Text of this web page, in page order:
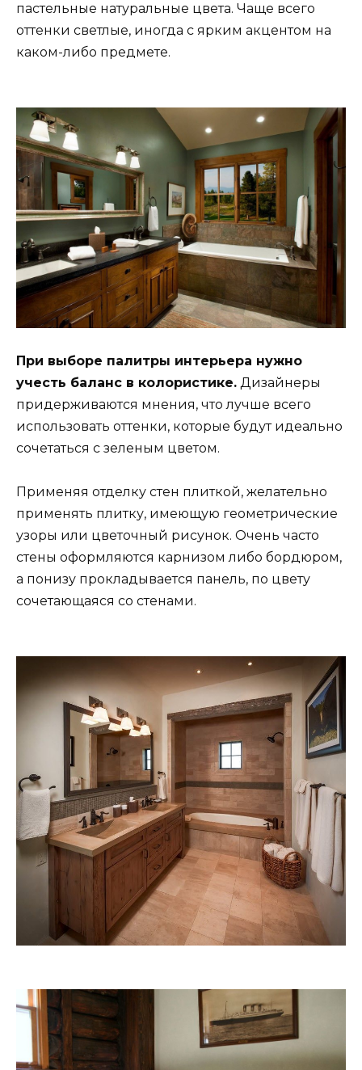
пастельные натуральные цвета. Чаще всего
оттенки светлые, иногда с ярким акцентом на
каком-либо предмете.
При выборе палитры интерьера нужно
учесть баланс в колористике. Дизайнеры
придерживаются мнения, что лучше всего
использовать оттенки, которые будут идеально
сочетаться с зеленым цветом.
Применяя отделку стен плиткой, желательно
применять плитку, имеющую геометрические
узоры или цветочный рисунок. Очень часто
стены оформляются карнизом либо бордюром,
а понизу прокладывается панель, по цвету
сочетающаяся со стенами.